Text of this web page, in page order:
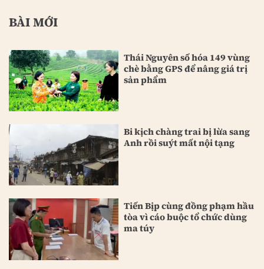
BÀI MỚI
Thái Nguyên số hóa 149 vùng
chè bằng GPS để nâng giá trị
sản phẩm
Bi kịch chàng trai bị lừa sang
Anh rồi suýt mất nội tạng
Tiến Bịp cùng đồng phạm hầu
tòa vì cáo buộc tổ chức dùng
ma túy